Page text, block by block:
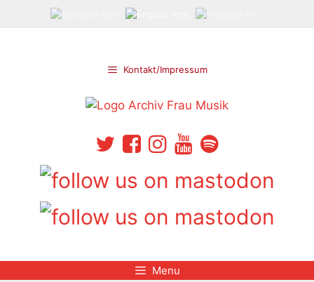
Kontakt/Impressum
Menu